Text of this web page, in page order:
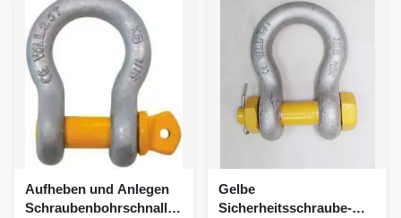
Aufheben und Anlegen
Schraubenbohrschnallen
Gelbe
Sicherheitsschraube-